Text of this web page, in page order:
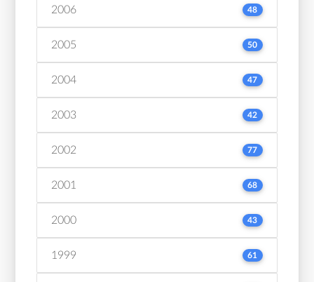
2006 48
2005 50
2004 47
2003 42
2002 77
2001 68
2000 43
1999 61